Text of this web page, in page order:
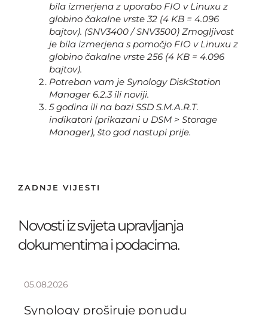
bila izmerjena z uporabo FIO v Linuxu z
globino čakalne vrste 32 (4 KB = 4.096
bajtov). (SNV3400 / SNV3500) Zmogljivost
je bila izmerjena s pomočjo FIO v Linuxu z
globino čakalne vrste 256 (4 KB = 4.096
bajtov).
Potreban vam je Synology DiskStation
Manager 6.2.3 ili noviji.
5 godina ili na bazi SSD S.M.A.R.T.
indikatori (prikazani u DSM > Storage
Manager), što god nastupi prije.
ZADNJE VIJESTI
Novosti iz svijeta upravljanja
dokumentima i podacima.
05.08.2026
Synology proširuje ponudu